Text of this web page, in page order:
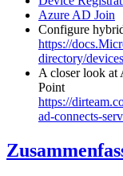
Azure AD Join
Configure
https://
directory/
A closer look at
Point
https://
ad-connects-